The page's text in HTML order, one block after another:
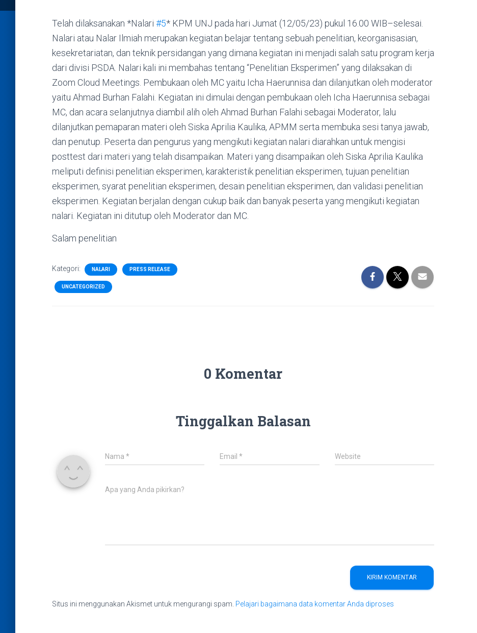
Telah dilaksanakan *Nalari #5* KPM UNJ pada hari Jumat (12/05/23) pukul 16.00 WIB–selesai.
Nalari atau Nalar Ilmiah merupakan kegiatan belajar tentang sebuah penelitian, keorganisasian,
kesekretariatan, dan teknik persidangan yang dimana kegiatan ini menjadi salah satu program kerja
dari divisi PSDA. Nalari kali ini membahas tentang “Penelitian Eksperimen” yang dilaksakan di
Zoom Cloud Meetings. Pembukaan oleh MC yaitu Icha Haerunnisa dan dilanjutkan oleh moderator
yaitu Ahmad Burhan Falahi. Kegiatan ini dimulai dengan pembukaan oleh Icha Haerunnisa sebagai
MC, dan acara selanjutnya diambil alih oleh Ahmad Burhan Falahi sebagai Moderator, lalu
dilanjutkan pemaparan materi oleh Siska Aprilia Kaulika, APMM serta membuka sesi tanya jawab,
dan penutup. Peserta dan pengurus yang mengikuti kegiatan nalari diarahkan untuk mengisi
posttest dari materi yang telah disampaikan. Materi yang disampaikan oleh Siska Aprilia Kaulika
meliputi definisi penelitian eksperimen, karakteristik penelitian eksperimen, tujuan penelitian
eksperimen, syarat penelitian eksperimen, desain penelitian eksperimen, dan validasi penelitian
eksperimen. Kegiatan berjalan dengan cukup baik dan banyak peserta yang mengikuti kegiatan
nalari. Kegiatan ini ditutup oleh Moderator dan MC.
Salam penelitian
Kategori: NALARI PRESS RELEASE
UNCATEGORIZED
0 Komentar
Tinggalkan Balasan
Nama * Email* Website
Apa yang Anda pikirkan?
Situs ini menggunakan Akismet untuk mengurangi spam. Pelajari bagaimana data komentar Anda diproses